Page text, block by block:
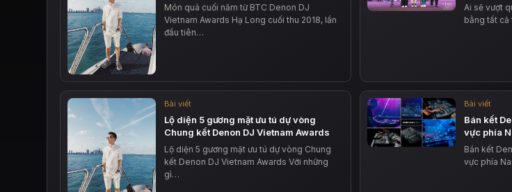
Món quà cuối năm từ BTC Denon DJ
Vietnam Awards Hạ Long cuối thu 2018, lần
đầu tiên…
Ai sẽ vượt
bằng tất cả
Bài viết
Lộ diện 5 gương mặt ưu tú dự vòng
Chung kết Denon DJ Vietnam Awards
Lộ diện 5 gương mặt ưu tú dự vòng Chung
kết Denon DJ Vietnam Awards Với những
gì…
Bài viết
Bán kết
vực phía
Bán kết
vực phía